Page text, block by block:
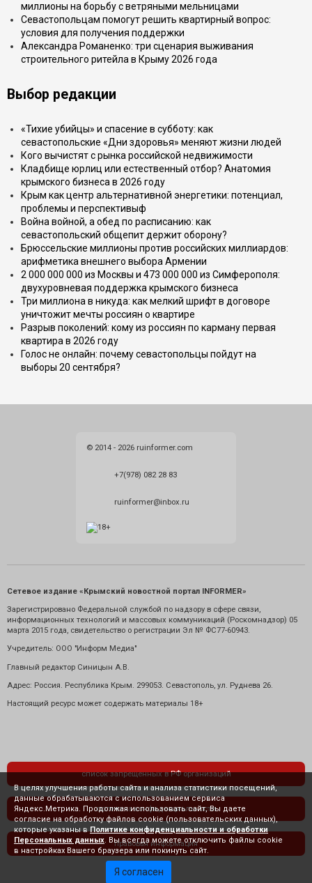
миллионы на борьбу с ветряными мельницами
Севастопольцам помогут решить квартирный вопрос:
условия для получения поддержки
Александра Романенко: три сценария выживания
строительного ритейла в Крыму 2026 года
Выбор редакции
«Тихие убийцы» и спасение в субботу: как
севастопольские «Дни здоровья» меняют жизни людей
Кого вычистят с рынка российской недвижимости
Кладбище юрлиц или естественный отбор? Анатомия
крымского бизнеса в 2026 году
Крым как центр альтернативной энергетики: потенциал,
проблемы и перспективыф
Война войной, а обед по расписанию: как
севастопольский общепит держит оборону?
Брюссельские миллионы против российских миллиардов:
арифметика внешнего выбора Армении
2 000 000 000 из Москвы и 473 000 000 из Симферополя:
двухуровневая поддержка крымского бизнеса
Три миллиона в никуда: как мелкий шрифт в договоре
уничтожит мечты россиян о квартире
Разрыв поколений: кому из россиян по карману первая
квартира в 2026 году
Голос не онлайн: почему севастопольцы пойдут на
выборы 20 сентября?
© 2014 - 2026 ruinformer.com
+7(978) 082 28 83
ruinformer@inbox.ru
Сетевое издание «Крымский новостной портал INFORMER»
Зарегистрировано Федеральной службой по надзору в сфере связи,
информационных технологий и массовых коммуникаций (Роскомнадзор) 05
марта 2015 года, свидетельство о регистрации Эл № ФС77-60943.
Учредитель: ООО "Информ Медиа"
Главный редактор Синицын А.В.
Адрес: Россия. Республика Крым. 299053. Севастополь, ул. Руднева 26.
Настоящий ресурс может содержать материалы 18+
список запрещенных в РФ организаций
политика конфиденциальности
правовая информация
В целях улучшения работы сайта и анализа статистики посещений,
данные обрабатываются с использованием сервиса
Яндекс.Метрика. Продолжая использовать сайт, Вы даете
согласие на обработку файлов cookie (пользовательских данных),
которые указаны в Политике конфиденциальности и обработки
Персональных данных . Вы всегда можете отключить файлы cookie
в настройках Вашего браузера или покинуть сайт.
Я согласен